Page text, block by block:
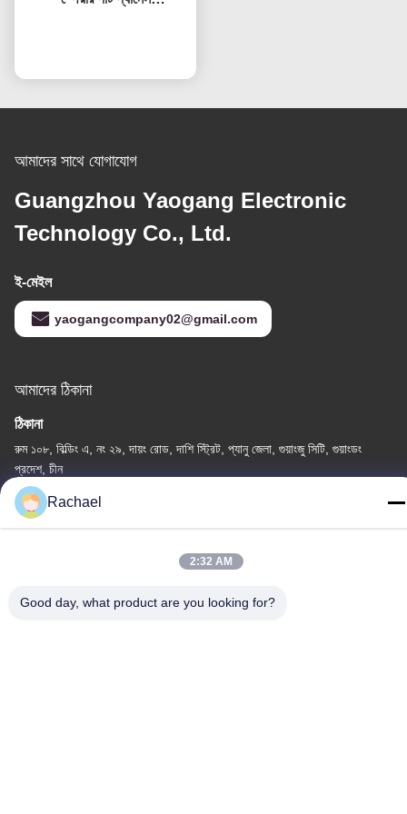
আমাদের সাথে যোগাযোগ
Guangzhou Yaogang Electronic
Technology Co., Ltd.
ই-মেইল
yaogangcompany02@gmail.com
আমাদের ঠিকানা
ঠিকানা
রুম ১০৮, বিল্ডিং এ, নং ২৯, দায়ং রোড, দাশি স্ট্রিট, প্যানু জেলা, গুয়াংজু সিটি, গুয়াংডং
প্রদেশ, চীন
টেলি
0086-15112103717
Rachael
2:32 AM
Good day, what product are you looking for?